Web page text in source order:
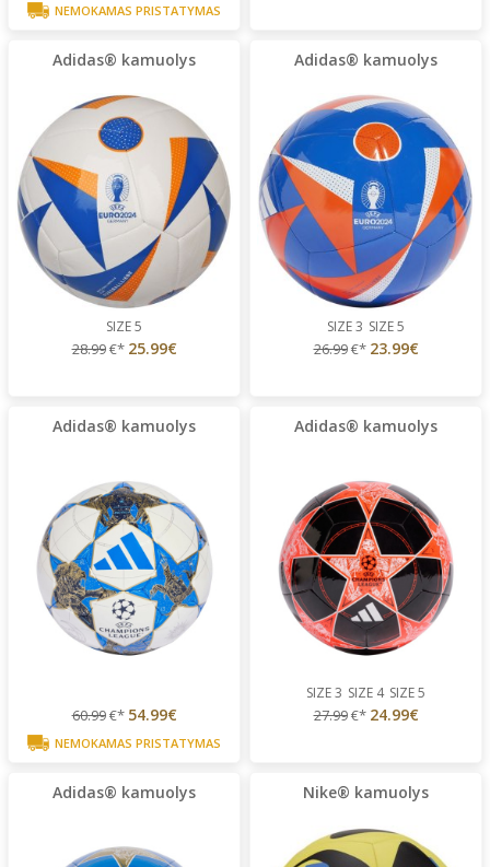
NEMOKAMAS PRISTATYMAS
Adidas® kamuolys
SIZE 5
28.99€* 25.99€
Adidas® kamuolys
SIZE 3 SIZE 5
26.99€* 23.99€
Adidas® kamuolys
60.99€* 54.99€
NEMOKAMAS PRISTATYMAS
Adidas® kamuolys
SIZE 3 SIZE 4 SIZE 5
27.99€* 24.99€
Adidas® kamuolys Nike® kamuolys